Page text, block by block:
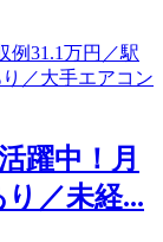
躍中！月
／未経...